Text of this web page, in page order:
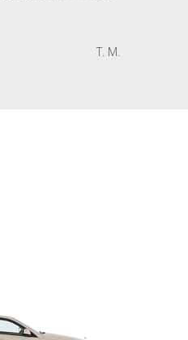
T. M.